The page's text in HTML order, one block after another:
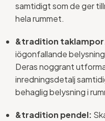
samtidigt som de ger
hela rummet.
&tradition
iögonfallande
Deras noggrant
inredningsdetalj
behaglig belysning i
&tradition pendel: